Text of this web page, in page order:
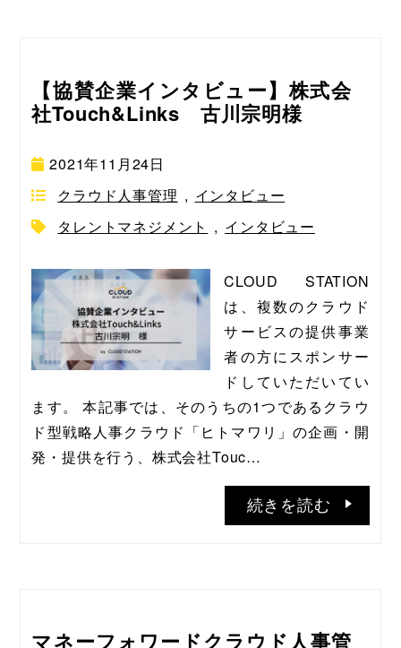
【協賛企業インタビュー】株式会
社Touch&Links 古川宗明様
2021年11月24日
クラウド人事管理 , インタビュー
タレントマネジメント , インタビュー
CLOUD STATION
は、複数のクラウド
サービスの提供事業
者の方にスポンサー
ドしていただいてい
ます。 本記事では、そのうちの1つであるクラウ
ド型戦略人事クラウド「ヒトマワリ」の企画・開
発・提供を行う、株式会社Touc…
続きを読む
マネーフォワードクラウド人事管